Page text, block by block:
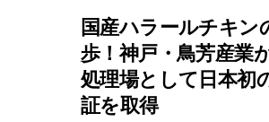
国産ハラールチキン
歩！神戸・鳥芳産業
処理場として日本初
証を取得